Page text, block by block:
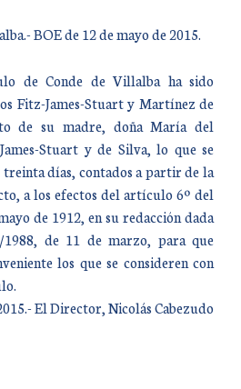
BOE de 12 de mayo de 2015.
de Conde de Villalba ha sido
Fitz-James-Stuart y Martínez de
de su madre, doña María del
Stuart y de Silva, lo que se
días, contados a partir de la
a los efectos del artículo 6º del
de 1912, en su redacción dada
de 11 de marzo, para que
los que se consideren con
El Director, Nicolás Cabezudo